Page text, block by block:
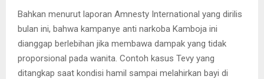
Bahkan menurut laporan Amnesty International yang dirilis
bulan ini, bahwa kampanye anti narkoba Kamboja ini
dianggap berlebihan jika membawa dampak yang tidak
proporsional pada wanita. Contoh kasus Tevy yang
ditangkap saat kondisi hamil sampai melahirkan bayi di